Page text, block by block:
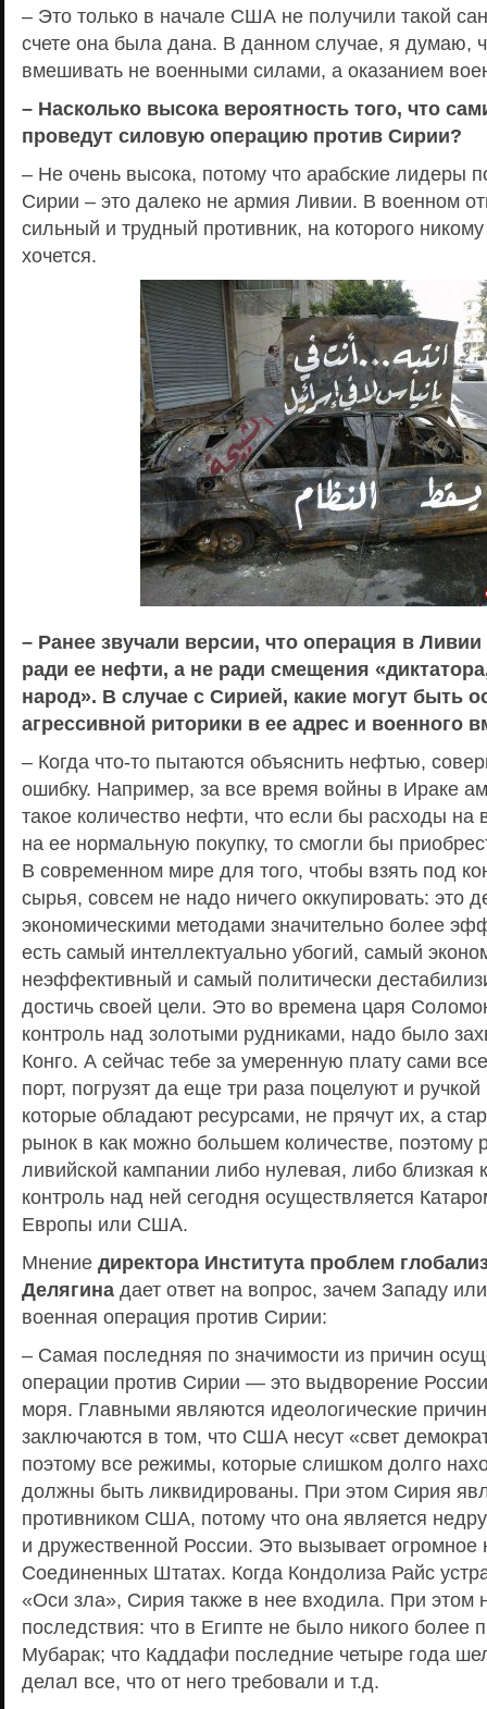
– Это только в начале США не получили такой
счете она была дана. В данном случае, я думаю,
вмешивать не военными силами, а оказанием
– Насколько высока вероятность того, что
проведут силовую операцию против Сирии?
– Не очень высока, потому что арабские лидеры
Сирии – это далеко не армия Ливии. В военном
сильный и трудный противник, на которого
хочется.
– Ранее звучали версии, что операция в
ради ее нефти, а не ради смещения
народ». В случае с Сирией, какие могут быть
агрессивной риторики в ее адрес и военного
– Когда что-то пытаются объяснить нефтью,
ошибку. Например, за все время войны в Ираке
такое количество нефти, что если бы расходы на
на ее нормальную покупку, то смогли бы
В современном мире для того, чтобы взять под
сырья, совсем не надо ничего оккупировать: это
экономическими методами значительно более
есть самый интеллектуально убогий, самый
неэффективный и самый политически
достичь своей цели. Это во времена царя
контроль над золотыми рудниками, надо было
Конго. А сейчас тебе за умеренную плату сами
порт, погрузят да еще три раза поцелуют и
которые обладают ресурсами, не прячут их, а
рынок в как можно большем количестве, поэтому
ливийской кампании либо нулевая, либо близкая
контроль над ней сегодня осуществляется
Европы или США.
Мнение директора Института проблем
Делягина дает ответ на вопрос, зачем Западу
военная операция против Сирии:
– Самая последняя по значимости из причин
операции против Сирии — это выдворение
моря. Главными являются идеологические
заключаются в том, что США несут «свет
поэтому все режимы, которые слишком долго
должны быть ликвидированы. При этом Сирия
противником США, потому что она является
и дружественной России. Это вызывает огромное
Соединенных Штатах. Когда Кондолиза Райс
«Оси зла», Сирия также в нее входила. При этом
последствия: что в Египте не было никого более
Мубарак; что Каддафи последние четыре года
делал все, что от него требовали и т.д.